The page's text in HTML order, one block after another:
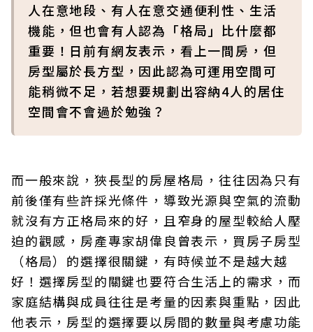
人在意地段、有人在意交通便利性、生活
機能，但也會有人認為「格局」比什麼都
重要！日前有網友表示，看上一間房，但
房型屬於長方型，因此認為可運用空間可
能稍微不足，若想要規劃出容納4人的居住
空間會不會過於勉強？
而一般來說，狹長型的房屋格局，往往因為只有
前後僅有些許採光條件，導致光源與空氣的流動
就沒有方正格局來的好，且窄身的屋型較給人壓
迫的觀感，房產專家胡偉良曾表示，買房子房型
（格局）的選擇很關鍵，有時候並不是越大越
好！選擇房型的關鍵也要符合生活上的需求，而
家庭結構與成員往往是考量的因素與重點，因此
他表示，房型的選擇要以房間的數量與考慮功能